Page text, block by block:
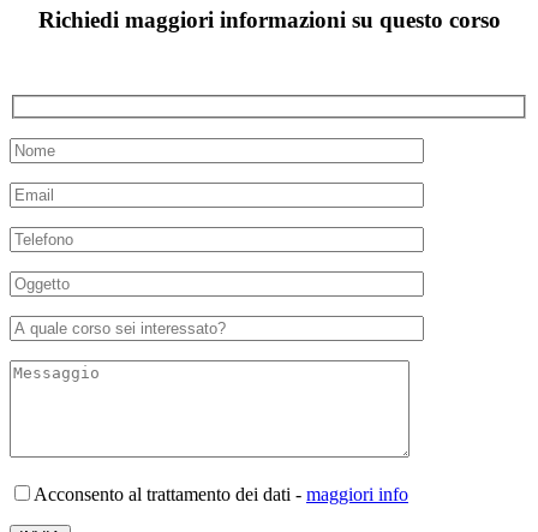
Richiedi maggiori informazioni su questo corso
Acconsento al trattamento dei dati - maggiori info